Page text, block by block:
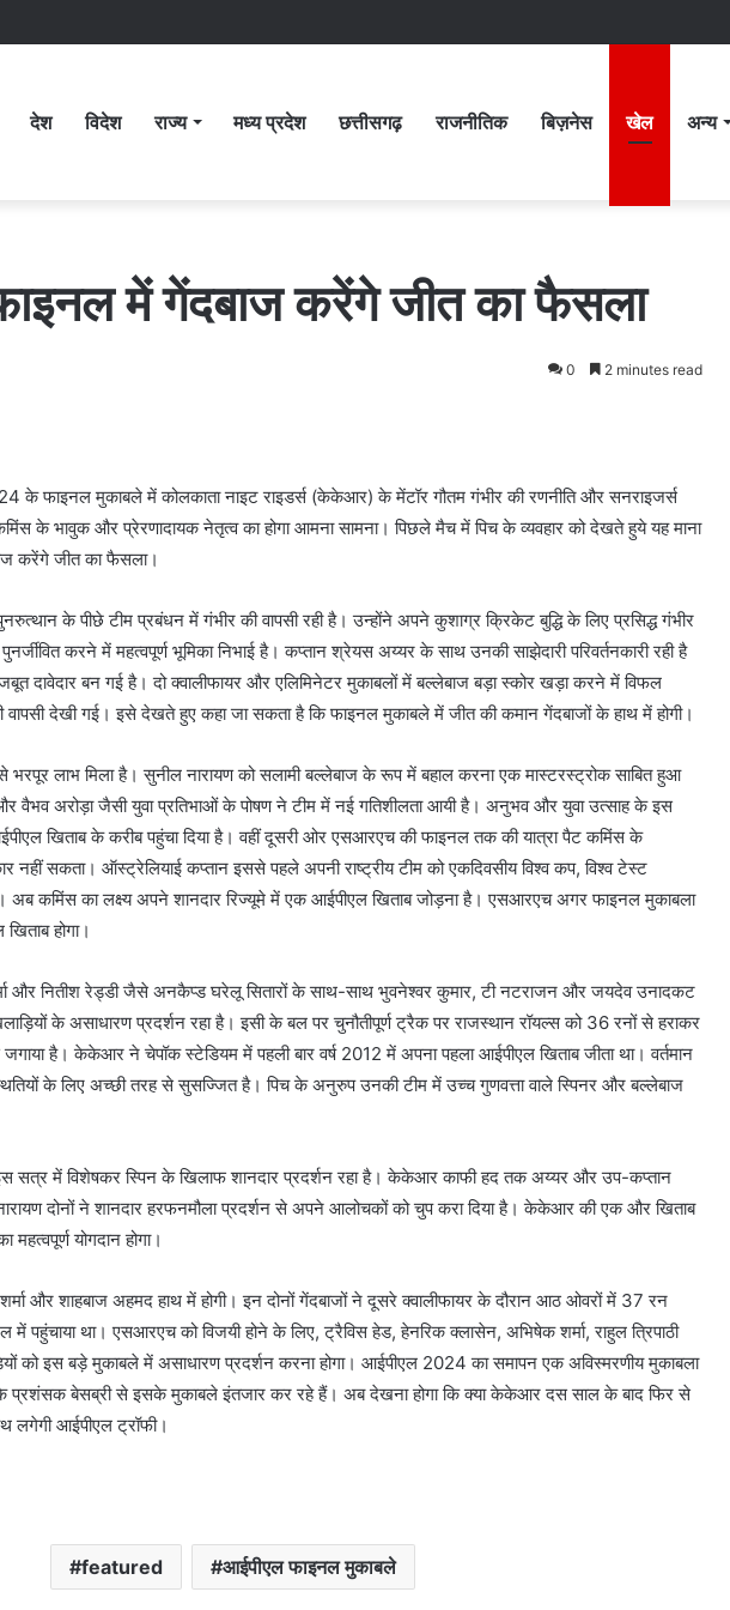
देश विदेश राज्य मध्य प्रदेश छत्तीसगढ़ राजनीतिक बिज़नेस खेल अन्य
में गेंदबाज करेंगे जीत का फैसला
0 2 minutes read
के फाइनल मुकाबले में कोलकाता नाइट राइडर्स (केकेआर) के मेंटॉर गौतम गंभीर की रणनीति और सनराइजर्स
के भावुक और प्रेरणादायक नेतृत्व का होगा आमना सामना। पिछले मैच में पिच के व्यवहार को देखते हुये यह माना
करेंगे जीत का फैसला।
के पीछे टीम प्रबंधन में गंभीर की वापसी रही है। उन्होंने अपने कुशाग्र क्रिकेट बुद्धि के लिए प्रसिद्ध गंभीर
करने में महत्वपूर्ण भूमिका निभाई है। कप्तान श्रेयस अय्यर के साथ उनकी साझेदारी परिवर्तनकारी रही है
दावेदार बन गई है। दो क्वालीफायर और एलिमिनेटर मुकाबलों में बल्लेबाज बड़ा स्कोर खड़ा करने में विफल
वापसी देखी गई। इसे देखते हुए कहा जा सकता है कि फाइनल मुकाबले में जीत की कमान गेंदबाजों के हाथ में होगी।
लाभ मिला है। सुनील नारायण को सलामी बल्लेबाज के रूप में बहाल करना एक मास्टरस्ट्रोक साबित हुआ
और वैभव अरोड़ा जैसी युवा प्रतिभाओं के पोषण ने टीम में नई गतिशीलता आयी है। अनुभव और युवा उत्साह के इस
खिताब के करीब पहुंचा दिया है। वहीं दूसरी ओर एसआरएच की फाइनल तक की यात्रा पैट कमिंस के
नहीं सकता। ऑस्ट्रेलियाई कप्तान इससे पहले अपनी राष्ट्रीय टीम को एकदिवसीय विश्व कप, विश्व टेस्ट
अब कमिंस का लक्ष्य अपने शानदार रिज्यूमे में एक आईपीएल खिताब जोड़ना है। एसआरएच अगर फाइनल मुकाबला
होगा।
और नितीश रेड्डी जैसे अनकैप्ड घरेलू सितारों के साथ-साथ भुवनेश्वर कुमार, टी नटराजन और जयदेव उनादकट
के असाधारण प्रदर्शन रहा है। इसी के बल पर चुनौतीपूर्ण ट्रैक पर राजस्थान रॉयल्स को 36 रनों से हराकर
है। केकेआर ने चेपॉक स्टेडियम में पहली बार वर्ष 2012 में अपना पहला आईपीएल खिताब जीता था। वर्तमान
के लिए अच्छी तरह से सुसज्जित है। पिच के अनुरुप उनकी टीम में उच्च गुणवत्ता वाले स्पिनर और बल्लेबाज
में विशेषकर स्पिन के खिलाफ शानदार प्रदर्शन रहा है। केकेआर काफी हद तक अय्यर और उप-कप्तान
दोनों ने शानदार हरफनमौला प्रदर्शन से अपने आलोचकों को चुप करा दिया है। केकेआर की एक और खिताब
योगदान होगा।
और शाहबाज अहमद हाथ में होगी। इन दोनों गेंदबाजों ने दूसरे क्वालीफायर के दौरान आठ ओवरों में 37 रन
पहुंचाया था। एसआरएच को विजयी होने के लिए, ट्रैविस हेड, हेनरिक क्लासेन, अभिषेक शर्मा, राहुल त्रिपाठी
को इस बड़े मुकाबले में असाधारण प्रदर्शन करना होगा। आईपीएल 2024 का समापन एक अविस्मरणीय मुकाबला
प्रशंसक बेसब्री से इसके मुकाबले इंतजार कर रहे हैं। अब देखना होगा कि क्या केकेआर दस साल के बाद फिर से
लगेगी आईपीएल ट्रॉफी।
featured आईपीएल फाइनल मुकाबले